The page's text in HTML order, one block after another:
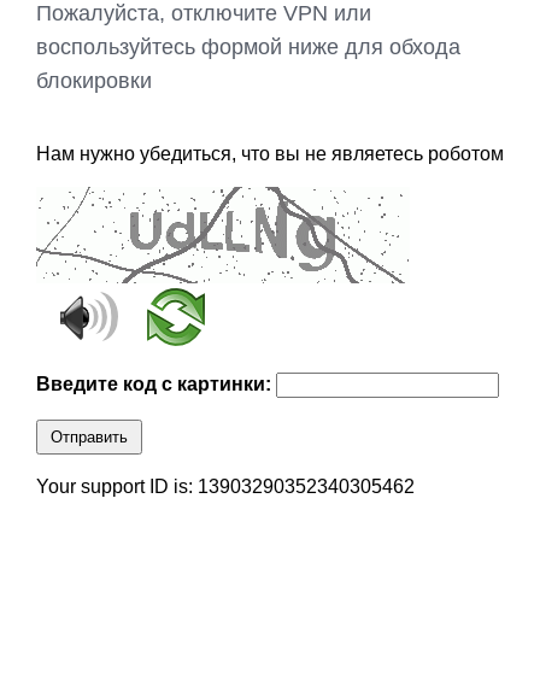
Пожалуйста, отключите VPN или
воспользуйтесь формой ниже для обхода
блокировки
Нам нужно убедиться, что вы не являетесь роботом
Введите код с картинки:
Отправить
Your support ID is: 13903290352340305462